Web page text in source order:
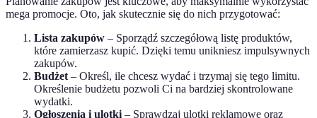
mega promocje. Oto, jak skutecznie się do nich przygotować:
Lista zakupów – Sporządź szczegółową listę produktów,
które zamierzasz kupić. Dzięki temu unikniesz impulsywnych
zakupów.
Budżet – Określ, ile chcesz wydać i trzymaj się tego limitu.
Określenie budżetu pozwoli Ci na bardziej skontrolowane
wydatki.
Ogłoszenia i ulotki – Sprawdzaj ulotki reklamowe oraz